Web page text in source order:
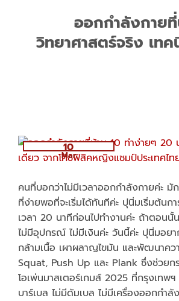
ออกกำลังกาย
วิทยาศาสตร์จริง เท
10
Mar
คนที่บอกว่าไม่มีเวลาออกกำลังกายค่ะ
ที่ง่ายพอที่จะเริ่มได้ทันทีค่ะ ปุนิ่มเริ่มต้น
เวลา 20 นาทีก่อนไปทำงานค่ะ ถ้าตอน
ไม่มีอุปกรณ์ ไม่มีเงินค่ะ วันนี้ค่ะ ปุนิ่มอย
กล้ามเนื้อ เผาผลาญไขมัน และพัฒนาค
Squat, Push Up และ Plank ซึ่งช่วย
โอเพ่นมาสเตอร์เกมส์ 2025 ที่กรุงเทพ
บาร์เบล ไม่มีดัมเบล ไม่มีเครื่องออกกำ